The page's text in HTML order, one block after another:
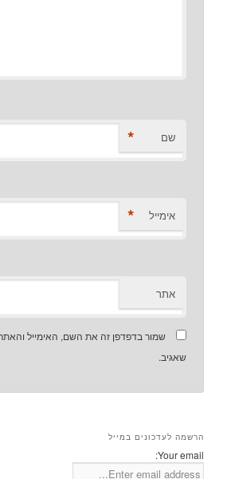
שם *
אימייל *
אתר
שמור בדפדפן זה את השם, האימייל
שאגיב.
הרשמה לעדכונים במייל
Your email: